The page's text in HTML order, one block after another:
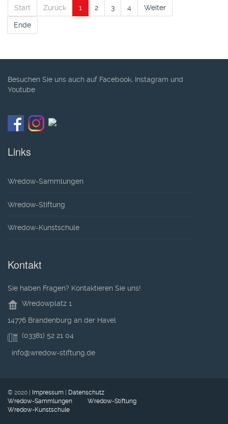
Start Zurück 1 2 3 4 Weiter
Ende
Besuchen Sie uns auch auf Facebook, Instagram und
Youtube
Links
Wredow-Sammlungen
Wredow-Stiftung
Wredow-Kunstschule
Kontakt
Sie haben Fragen? Kontaktieren Sie uns!
Wredowplatz 1
14776 Brandenburg an der Havel
(03381) 52 21 04
info@wredow-stiftung.de
© 2020 | Impressum | Datenschutz
Wredow-Sammlungen
Wredow-Stiftung
Wredow-Kunstschule